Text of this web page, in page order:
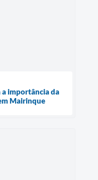
a importância da
Mairinque